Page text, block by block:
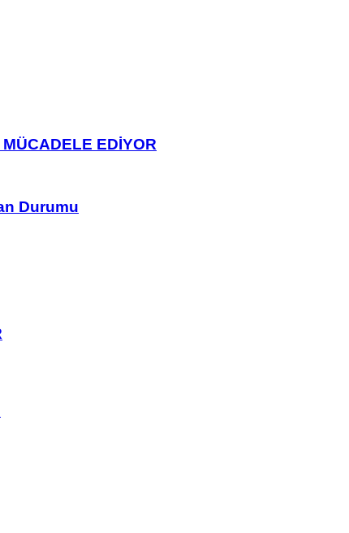
EDİYOR
Durumu